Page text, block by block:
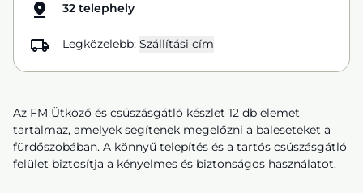
32 telephely
Legközelebb: Szállítási cím
Az FM Ütköző és csúszásgátló készlet 12 db elemet
tartalmaz, amelyek segítenek megelőzni a baleseteket a
fürdőszobában. A könnyű telepítés és a tartós csúszásgátló
felület biztosítja a kényelmes és biztonságos használatot.